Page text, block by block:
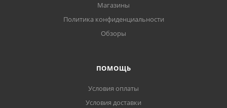
Магазины
Политика конфиденциальности
Обзоры
ПОМОЩЬ
Условия оплаты
Условия доставки